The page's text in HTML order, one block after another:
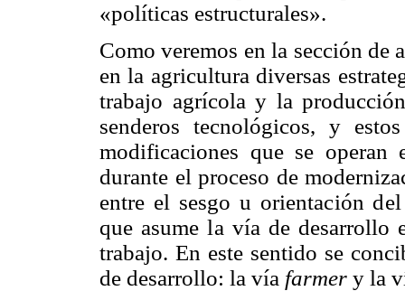
«políticas estructurales».
Como veremos en la sección de
en la agricultura diversas
trabajo agrícola y la
senderos tecnológicos, y
modificaciones que se
durante el proceso de
entre el sesgo u orientación
que asume la vía de desarrollo
trabajo. En este sentido se
de desarrollo: la vía farmer y la